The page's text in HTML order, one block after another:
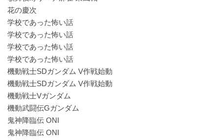
花の慶次
学校であった怖い話
学校であった怖い話
学校であった怖い話
学校であった怖い話
機動戦士SDガンダム V作戦始動
機動戦士SDガンダム V作戦始動
機動戦士Vガンダム
機動武闘伝Gガンダム
鬼神降臨伝 ONI
鬼神降臨伝 ONI